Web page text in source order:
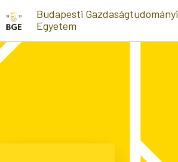
Ugrás a tartalomra
Budapesti Gazdaságtudományi
Egyetem